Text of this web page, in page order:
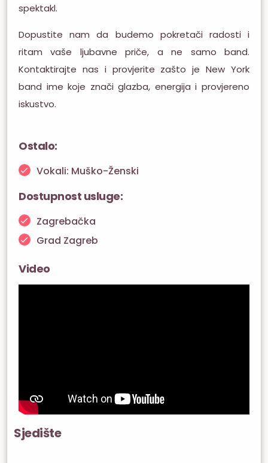
spektakl.
Dopustite nam da budemo pokretači radosti i
ritam vaše ljubavne priče, a ne samo band.
Kontaktirajte nas i provjerite zašto je New York
band ime koje znači glazba, energija i provjereno
iskustvo.
Ostalo:
Vokali: Muško-Ženski
Dostupnost usluge:
Zagrebačka
Grad Zagreb
Video
Sjedište